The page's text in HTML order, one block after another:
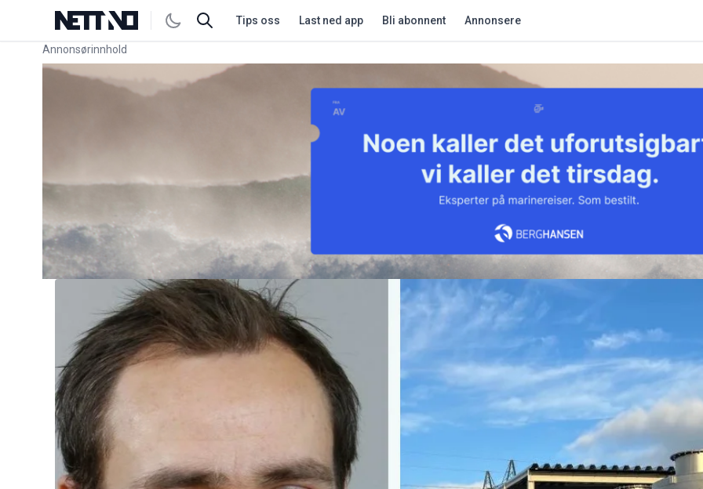
Tips oss Last ned app Bli abonnent Annonsere
Annonsørinnhold
Link for annonse